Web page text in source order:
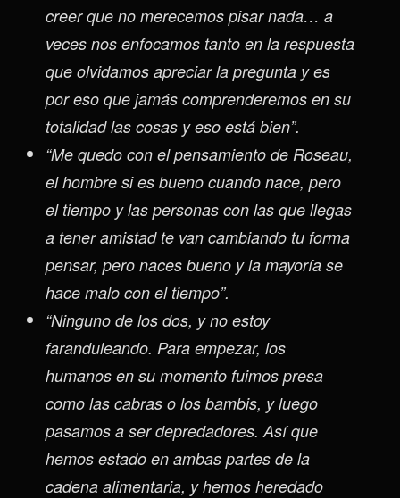
creer que no merecemos pisar nada… a
veces nos enfocamos tanto en la respuesta
que olvidamos apreciar la pregunta y es
por eso que jamás comprenderemos en su
totalidad las cosas y eso está bien”.
“Me quedo con el pensamiento de Roseau,
el hombre si es bueno cuando nace, pero
el tiempo y las personas con las que llegas
a tener amistad te van cambiando tu forma
pensar, pero naces bueno y la mayoría se
hace malo con el tiempo”.
“Ninguno de los dos, y no estoy
faranduleando. Para empezar, los
humanos en su momento fuimos presa
como las cabras o los bambis, y luego
pasamos a ser depredadores. Así que
hemos estado en ambas partes de la
cadena alimentaria, y hemos heredado